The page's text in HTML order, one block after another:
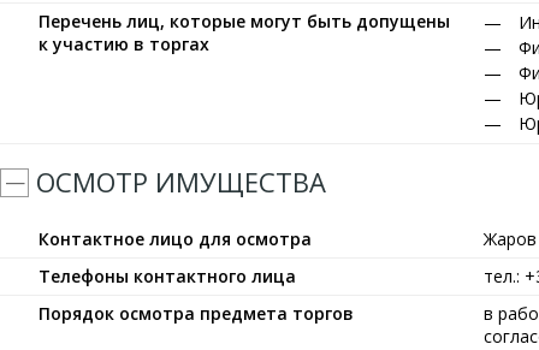
Перечень лиц, которые могут быть допущены
к участию в торгах
ОСМОТР ИМУЩЕСТВА
Контактное лицо для осмотра
Телефоны контактного лица
тел.:
Порядок осмотра предмета торгов
в